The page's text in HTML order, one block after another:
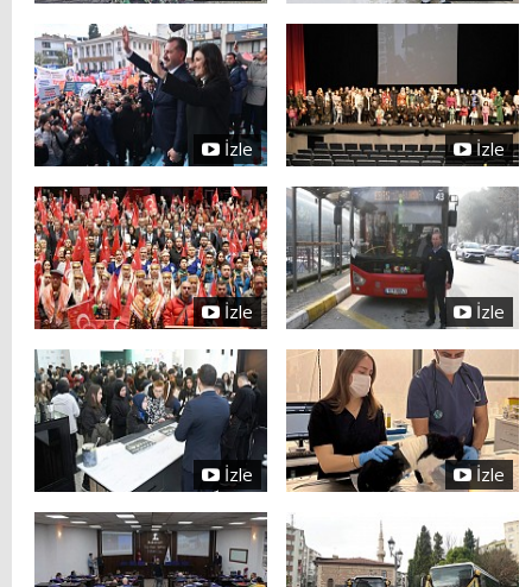
İzle İzle
İzle İzle
İzle İzle